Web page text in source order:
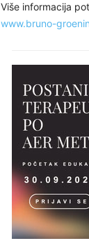
Više informacija
www.bruno-